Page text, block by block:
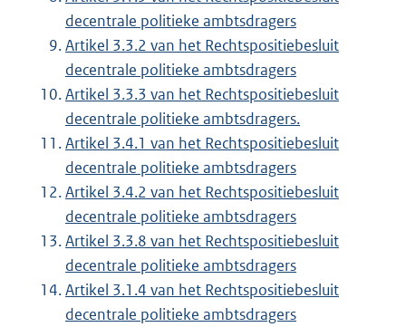
decentrale politieke ambtsdragers
Artikel 3.3.2 van het Rechtspositiebesluit
decentrale politieke ambtsdragers
Artikel 3.3.3 van het Rechtspositiebesluit
decentrale politieke ambtsdragers.
Artikel 3.4.1 van het Rechtspositiebesluit
decentrale politieke ambtsdragers
Artikel 3.4.2 van het Rechtspositiebesluit
decentrale politieke ambtsdragers
Artikel 3.3.8 van het Rechtspositiebesluit
decentrale politieke ambtsdragers
Artikel 3.1.4 van het Rechtspositiebesluit
decentrale politieke ambtsdragers